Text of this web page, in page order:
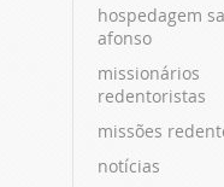
hospedagem
afonso
missionários
redentoristas
missões
notícias